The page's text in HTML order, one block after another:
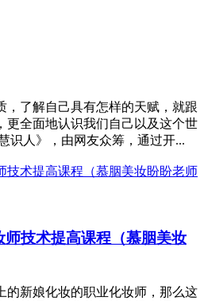
，了解自己具有怎样的天赋，就跟
更全面地认识我们自己以及这个世
识人》，由网友众筹，通过开...
技术提高课程（慕胭美妆
的新娘化妆的职业化妆师，那么这